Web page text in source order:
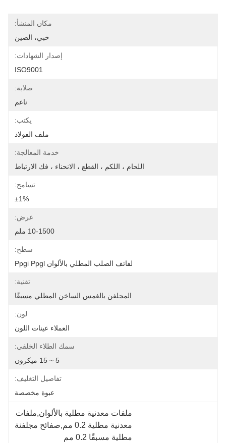
مكان المنشأ:
خبي، الصين
إصدار الشهادات:
ISO9001
صلابة:
ناعم
يكتب:
ملف الفولاذ
خدمة المعالجة:
اللحام ، اللكم ، القطع ، الانحناء ، فك الارتباط
تسامح:
±1%
عرض:
10-1500 ملم
سطح:
لفائف الصلب المطلي بالألوان Ppgi Ppgl
تقنية:
المجلفن بالغمس الساخن المطلي مسبقًا
لون:
العملاء عينات اللون
سمك الطلاء الخلفي:
5 ~ 15 ميكرون
تفاصيل التغليف:
عبوة مخصصة
مطلية مسبقًا 0.2 مم